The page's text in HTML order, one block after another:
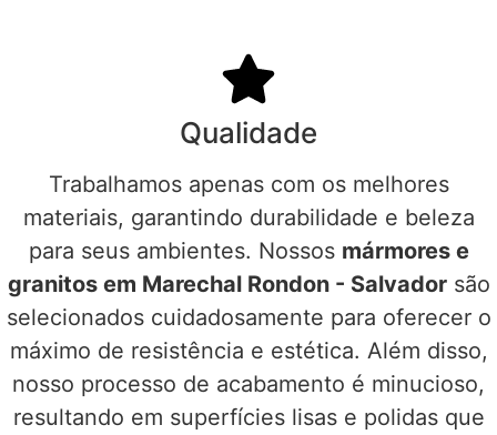
Qualidade
Trabalhamos apenas com os melhores
materiais, garantindo durabilidade e beleza
para seus ambientes. Nossos mármores e
granitos em Marechal Rondon - Salvadorsão
selecionados cuidadosamente para oferecer o
máximo de resistência e estética. Além disso,
nosso processo de acabamento é minucioso,
resultando em superfícies lisas e polidas que